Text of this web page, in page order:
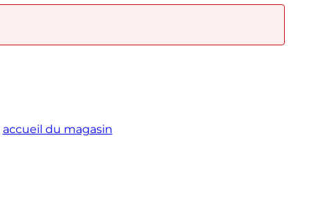
accueil du magasin